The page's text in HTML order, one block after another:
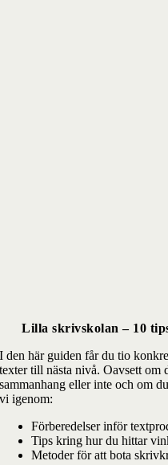
Lilla skrivskolan – 10
I den här guiden får du tio
texter till nästa nivå. Oavsett om
sammanhang eller inte och om
vi igenom:
Förberedelser inför
Tips kring hur du hittar
Metoder för att bota